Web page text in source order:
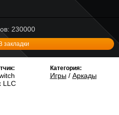
230000
В закладки
LLC
Категория:
Игры/ Аркады